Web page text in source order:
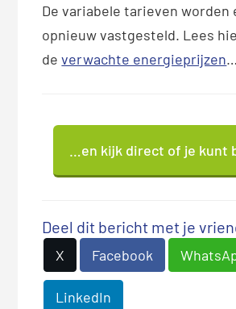
De variabele tarieven worden
opnieuw vastgesteld. Lees
deverwachte energieprijzen…
…en kijk direct of je kunt
Deel dit bericht met je
X Facebook
LinkedIn